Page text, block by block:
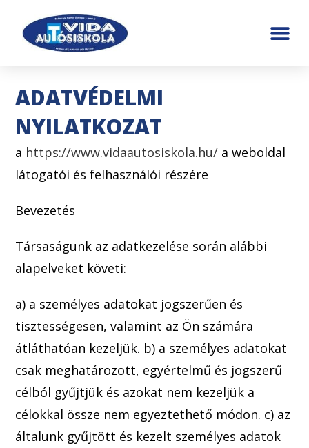
ADATVÉDELMI
NYILATKOZAT
a https://www.vidaautosiskola.hu/ a weboldal
látogatói és felhasználói részére
Bevezetés
Társaságunk az adatkezelése során alábbi
alapelveket követi:
a) a személyes adatokat jogszerűen és
tisztességesen, valamint az Ön számára
átláthatóan kezeljük. b) a személyes adatokat
csak meghatározott, egyértelmű és jogszerű
célból gyűjtjük és azokat nem kezeljük a
célokkal össze nem egyeztethető módon. c) az
általunk gyűjtött és kezelt személyes adatok